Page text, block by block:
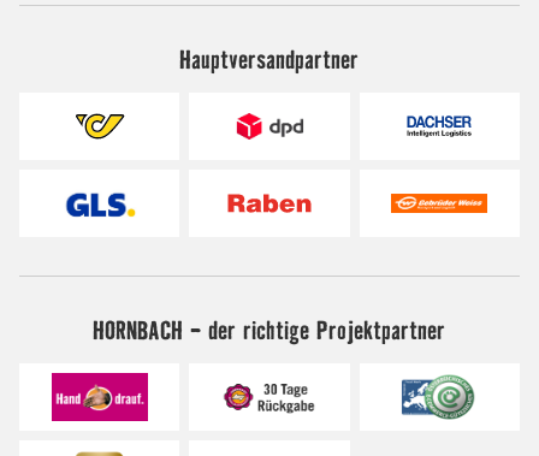
Hauptversandpartner
HORNBACH - der richtige Projektpartner